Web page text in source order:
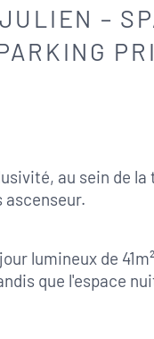
–
au sein
ascenseur.
lumineux de
que l'espace